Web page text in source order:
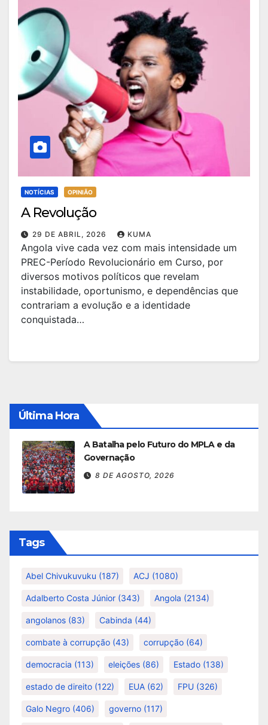
NOTÍCIAS OPINIÃO
A Revolução
29 DE ABRIL, 2026 KUMA
Angola vive cada vez com mais intensidade um
PREC-Período Revolucionário em Curso, por
diversos motivos políticos que revelam
instabilidade, oportunismo, e dependências que
contrariam a evolução e a identidade
conquistada…
Última Hora
A Batalha pelo Futuro do MPLA e da
Governação
8 DE AGOSTO, 2026
Tags
Abel Chivukuvuku (187) ACJ (1080)
Adalberto Costa Júnior (343) Angola (2134)
angolanos (83) Cabinda (44)
combate à corrupção (43) corrupção (64)
democracia (113) eleições (86) Estado (138)
estado de direito (122) EUA (62) FPU (326)
Galo Negro (406) governo (117)